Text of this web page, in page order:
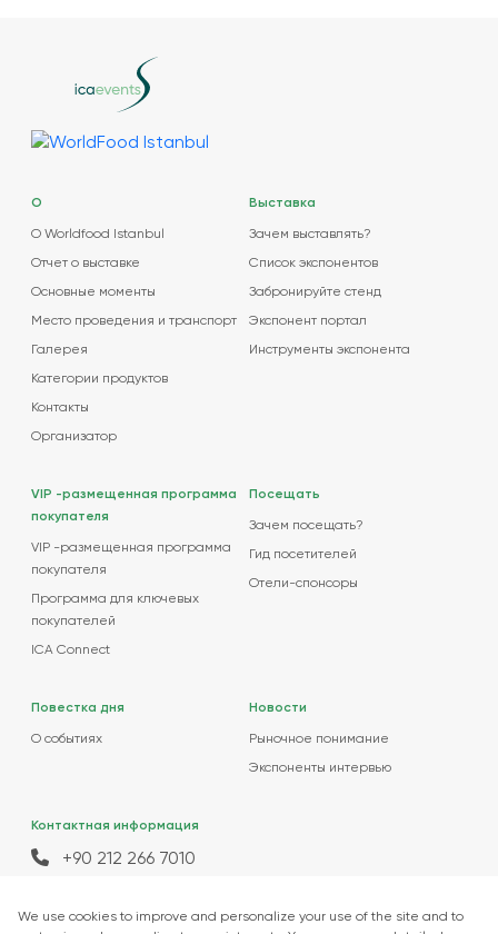
О
О Worldfood Istanbul
Отчет о выставке
Основные моменты
Место проведения и транспорт
Галерея
Категории продуктов
Контакты
Организатор
Выставка
Зачем выставлять?
Список экспонентов
Забронируйте стенд
Экспонент портал
Инструменты экспонента
VIP -размещенная программа
покупателя
VIP -размещенная программа
покупателя
Программа для ключевых
покупателей
ICA Connect
Посещать
Зачем посещать?
Гид посетителей
Отели-спонсоры
Повестка дня
О событиях
Новости
Рыночное понимание
Экспоненты интервью
Контактная информация
+90 212 266 7010